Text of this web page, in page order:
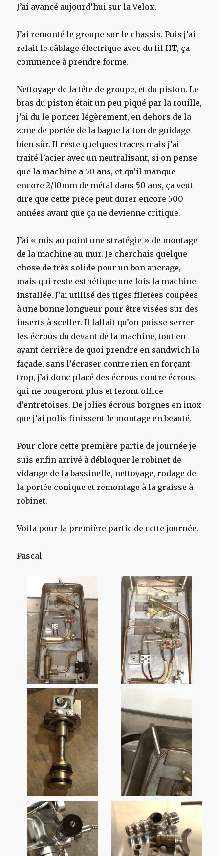
J’ai avancé aujourd’hui sur la Velox.
J’ai remonté le groupe sur le chassis. Puis j’ai
refait le câblage électrique avec du fil HT, ça
commence à prendre forme.
Nettoyage de la tête de groupe, et du piston. Le
bras du piston était un peu piqué par la rouille,
j’ai du le poncer légèrement, en dehors de la
zone de portée de la bague laiton de guidage
bien sûr. Il reste quelques traces mais j’ai
traité l’acier avec un neutralisant, si on pense
que la machine a 50 ans, et qu’il manque
encore 2/10mm de métal dans 50 ans, ça veut
dire que cette pièce peut durer encore 500
années avant que ça ne devienne critique.
J’ai « mis au point une stratégie » de montage
de la machine au mur. Je cherchais quelque
chose de très solide pour un bon ancrage,
mais qui reste esthétique une fois la machine
installée. J’ai utilisé des tiges filetées coupées
à une bonne longueur pour être visées sur des
inserts à sceller. Il fallait qu’on puisse serrer
les écrous du devant de la machine, tout en
ayant derrière de quoi prendre en sandwich la
façade, sans l’écraser contre rien en forçant
trop, j’ai donc placé des écrous contre écrous
qui ne bougeront plus et feront office
d’entretoises. De jolies écrous borgnes en inox
que j’ai polis finissent le montage en beauté.
Pour clore cette première partie de journée je
suis enfin arrivé à débloquer le robinet de
vidange de la bassinelle, nettoyage, rodage de
la portée conique et remontage à la graisse à
robinet.
Voila pour la première partie de cette journée.
Pascal